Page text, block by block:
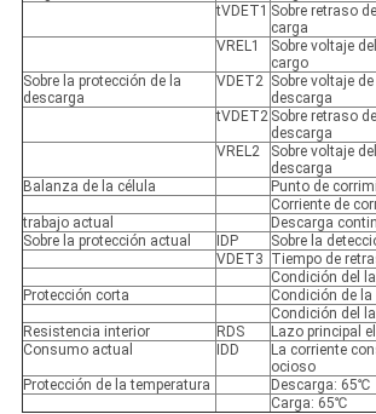
tVDET1 Sobre retraso
carga
VREL1
Sobre voltaje
cargo
Sobre la protección de la
descarga
VDET2 Sobre voltaje
descarga
tVDET2 Sobre retraso
descarga
VREL2
Sobre voltaje
descarga
Balanza de la célula
Punto de
Corriente de
trabajo actual
Descarga
Sobre la protección actual
IDP
Sobre la
VDET3 Tiempo de
Condición del
Protección corta
Condición de la
Condición del
Resistencia interior
RDS
Lazo principal
Consumo actual
IDD
La corriente
ocioso
Protección de la temperatura
Descarga: 65℃
Carga: 65℃